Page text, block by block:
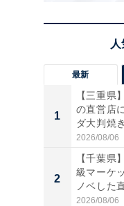
最新
1
【三重県
の直営店
ダ大判焼
伊...
2026/08/06
2
【千葉県
級マーケ
ノベした
ー...
2026/08/06